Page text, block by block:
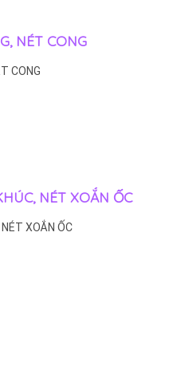
NÉT CONG
CONG
NÉT XOẮN ỐC
XOẮN ỐC